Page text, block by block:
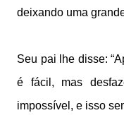
deixando uma
Seu pai lhe disse:
é fácil, mas
impossível, e isso